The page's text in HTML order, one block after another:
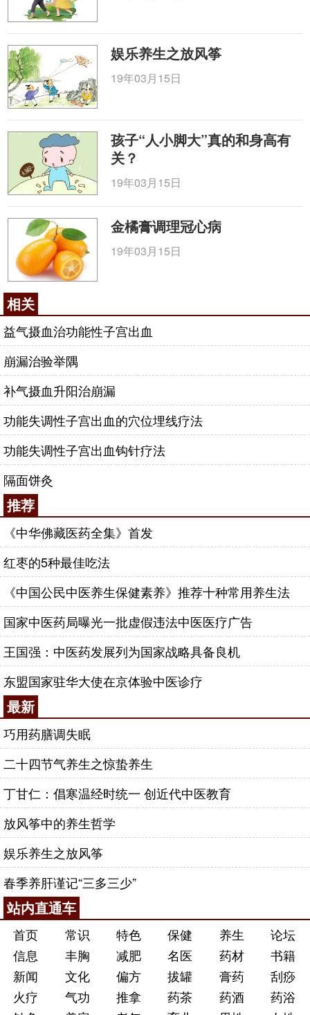
娱乐养生之放风筝
19年03月15日
孩子“人小脚大”真的和身高有
关？
19年03月15日
金橘膏调理冠心病
19年03月15日
相关
益气摄血治功能性子宫出血
崩漏治验举隅
补气摄血升阳治崩漏
功能失调性子宫出血的穴位埋线疗法
功能失调性子宫出血钩针疗法
隔面饼灸
推荐
《中华佛藏医药全集》首发
红枣的5种最佳吃法
《中国公民中医养生保健素养》推荐十种常用养生法
国家中医药局曝光一批虚假违法中医医疗广告
王国强：中医药发展列为国家战略具备良机
东盟国家驻华大使在京体验中医诊疗
最新
巧用药膳调失眠
二十四节气养生之惊蛰养生
丁甘仁：倡寒温经时统一 创近代中医教育
放风筝中的养生哲学
娱乐养生之放风筝
春季养肝谨记“三多三少”
站内直通车
首页 常识 特色 保健 养生
论坛
信息
丰胸 减肥 名医 药材
书籍
新闻
文化 偏方 拔罐 膏药
刮痧
火疗
气功 推拿 药茶 药酒
药浴